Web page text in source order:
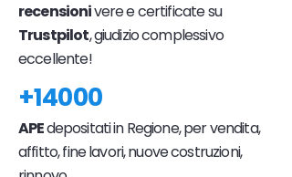
recensionivere e certificate su
Trustpilot, giudizio complessivo
eccellente!
+14000
APEdepositati in Regione, per vendita,
affitto, fine lavori, nuove costruzioni,